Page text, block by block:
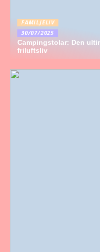
FAMILJELIV
30/07/2025
Campingstolar: Den
friluftsliv